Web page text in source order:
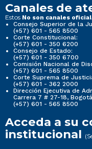
Canales de
Estos No son canales
Consejo Superior de la
(+57) 601 - 565 8500
Corte Constitucional:
(+57) 601 - 350 6200
Consejo de Estado:
(+57) 601 - 350 6700
Comisión Nacional de
(+57) 601 - 565 8500
Corte Suprema de
(+57) 601 - 362 2000
Dirección Ejecutiva de
Carrera 7 # 27-18, Bogotá
(+57) 601 - 565 8500
Acceda a su
institucional